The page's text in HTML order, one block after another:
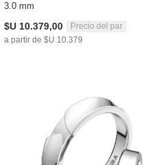
3.0 mm
$U 10.379,00
Precio del par
a partir de $U 10.379